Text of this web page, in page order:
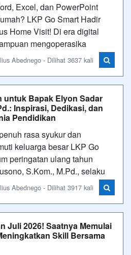
Excel, dan PowerPoint
LKP Go Smart Hadir
Home Visit! Di era digital
mengoperasika
Abednego - Dilihat 3637 kali
untuk Bapak Elyon Sadar
Inspirasi, Dedikasi, dan
Pendidikan
rasa syukur dan
keluarga besar LKP Go
peringatan ulang tahun
S.Kom., M.Pd., selaku
Abednego - Dilihat 3917 kali
Juli 2026! Saatnya Memulai
Skill Bersama